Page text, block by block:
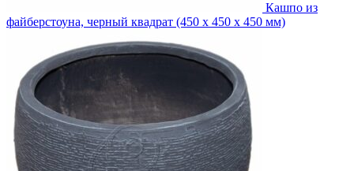
Кашпо из
файберстоуна, черный квадрат (450 x 450 x 450 мм)